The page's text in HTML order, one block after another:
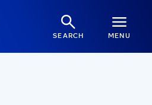
SEARCH MENU